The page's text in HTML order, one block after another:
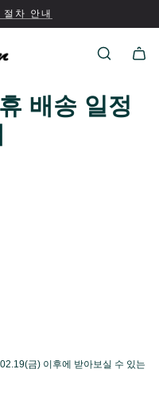
차 안내
배송 일정
금) 이후에 받아보실 수 있는